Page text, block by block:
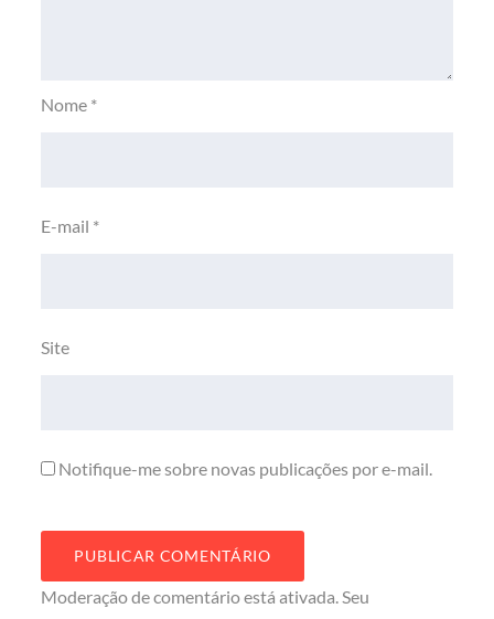
Nome *
E-mail *
Site
Notifique-me sobre novas publicações por e-mail.
Moderação de comentário está ativada. Seu